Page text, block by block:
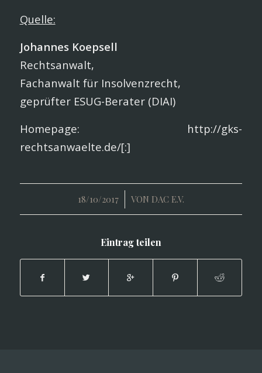
Quelle:
Johannes Koepsell
Rechtsanwalt,
Fachanwalt für Insolvenzrecht,
geprüfter ESUG-Berater (DIAI)
Homepage: http://gks-
rechtsanwaelte.de/[:]
18/10/2017
/ VON DAC E.V.
Eintrag teilen